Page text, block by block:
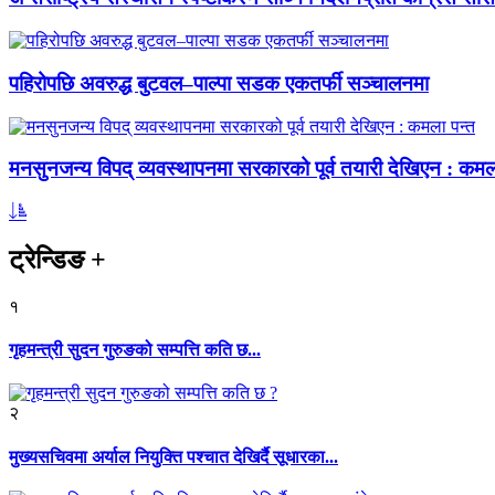
पहिरोपछि अवरुद्ध बुटवल–पाल्पा सडक एकतर्फी सञ्चालनमा
मनसुनजन्य विपद् व्यवस्थापनमा सरकारको पूर्व तयारी देखिएन :
ट्रेन्डिङ+
१
गृहमन्त्री सुदन गुरुङको सम्पत्ति कति छ...
२
मुख्यसचिवमा अर्याल नियुक्ति पश्चात देखिर्दै सूधारका...